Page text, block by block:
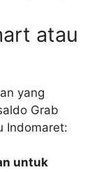
atau
yang
Grab
Indomaret:
untuk